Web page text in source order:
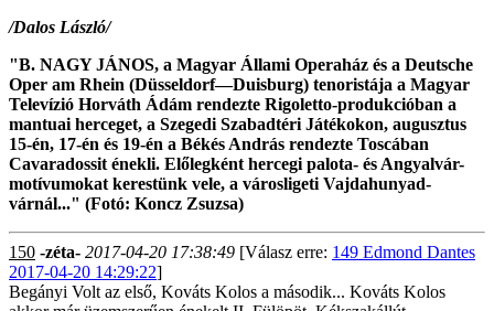
/Dalos László/
"B. NAGY JÁNOS, a Magyar Állami Operaház és a Deutsche
Oper am Rhein (Düsseldorf—Duisburg) tenoristája a Magyar
Televízió Horváth Ádám rendezte Rigoletto-produkcióban a
mantuai herceget, a Szegedi Szabadtéri Játékokon, augusztus
15-én, 17-én és 19-én a Békés András rendezte Toscában
Cavaradossit énekli. Előlegként hercegi palota- és Angyalvár-
motívumokat kerestünk vele, a városligeti Vajdahunyad-
várnál..." (Fotó: Koncz Zsuzsa)
150 -zéta- 2017-04-20 17:38:49 [Válasz erre: 149 Edmond Dantes
2017-04-20 14:29:22]
Begányi Volt az első, Kováts Kolos a második... Kováts Kolos